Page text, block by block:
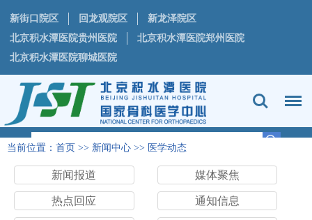
新街口院区 回龙观院区
新龙泽院区
北京积水潭医院贵州医院
北京积水潭医院郑州医院
北京积水潭医院聊城医院
当前位置： 首页 >> 新闻中心 >> 医学动态
新闻报道 媒体聚焦
热点回应 通知信息